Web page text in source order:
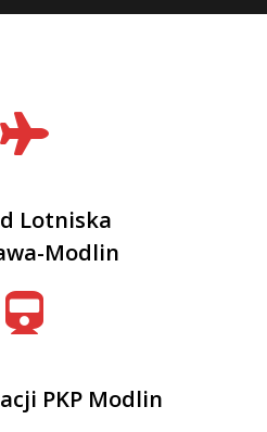
Lotniska
Modlin
PKP Modlin